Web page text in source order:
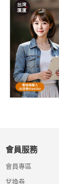
會員服務
會員專區
兌換券